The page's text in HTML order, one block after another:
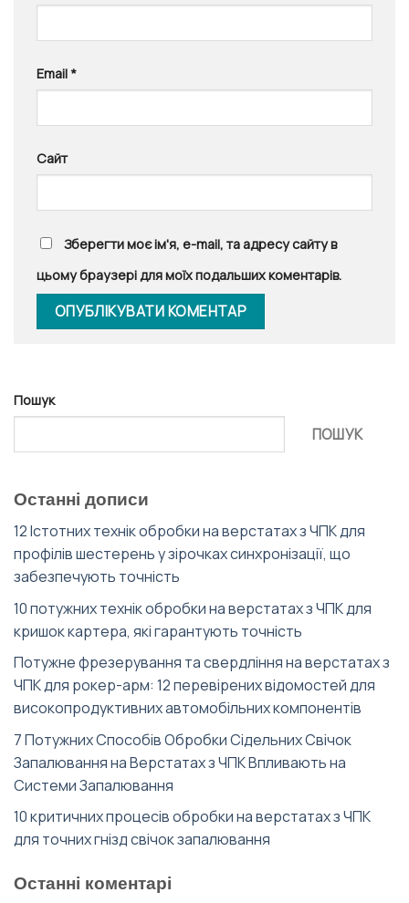
Email *
Сайт
Зберегти моє ім'я, e-mail, та адресу сайту в
цьому браузері для моїх подальших коментарів.
Пошук
ПОШУК
Останні дописи
12 Істотних технік обробки на верстатах з ЧПК для
профілів шестерень у зірочках синхронізації, що
забезпечують точність
10 потужних технік обробки на верстатах з ЧПК для
кришок картера, які гарантують точність
Потужне фрезерування та свердління на верстатах з
ЧПК для рокер-арм: 12 перевірених відомостей для
високопродуктивних автомобільних компонентів
7 Потужних Способів Обробки Сідельних Свічок
Запалювання на Верстатах з ЧПК Впливають на
Системи Запалювання
10 критичних процесів обробки на верстатах з ЧПК
для точних гнізд свічок запалювання
Останні коментарі